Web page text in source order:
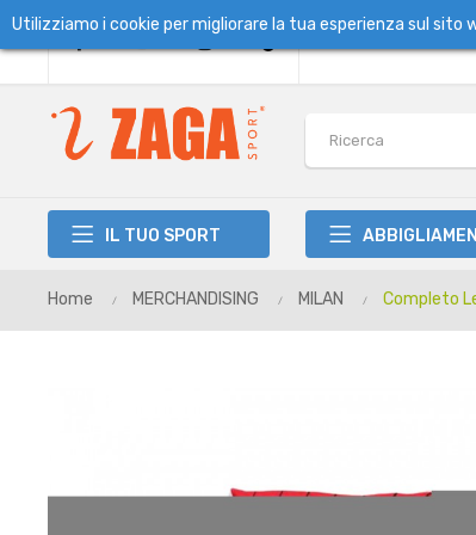
IL TUO SPORT
Home MERCHANDISING MILAN Completo
Utilizziamo i cookie per migliorare la tua esperienza sul